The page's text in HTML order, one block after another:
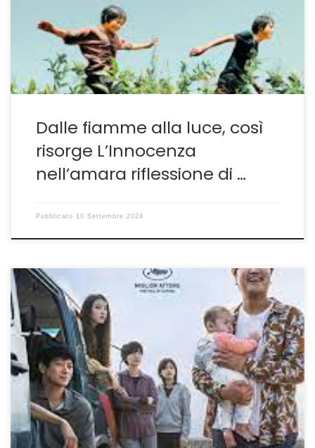
sotto forma di una struttura che ricorda il noir e che
sfocia in un'analisi spietata sui disastri derivanti
dall'incomunicabilità e dalla vergogna di esternare i
propri sentimenti
Dalle fiamme alla luce, così
risorge L’Innocenza
nell’amara riflessione di …
Pubblicato 10 Settembre 2024
Monotematico? Sì ma che gioia vivere i suoi film Con
Broker, aggiunto in Italia il sottotitolo Le Buone Stelle,
Hirokazu Kore’eda ci riporta sul proprio terreno abituale.
Riflettere sul ruolo della famiglia nel contemporaneo è
di fatto il suo marchio di fabbrica, da cui mai si è
allontanato. Persino il […]